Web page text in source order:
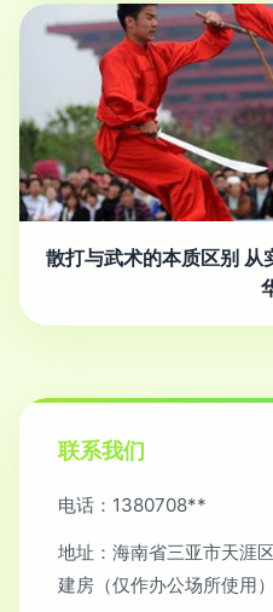
散打与武术的本质区别 从
联系我们
电话：1380708**
地址：海南省三亚市天涯
建房（仅作办公场所使用）